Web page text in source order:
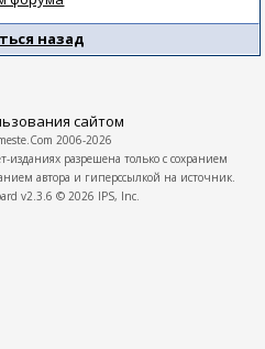
назад
сайтом
2006-2026
изданиях разрешена только с сохранием
автора и гиперссылкой на источник.
v2.3.6 © 2026 IPS, Inc.